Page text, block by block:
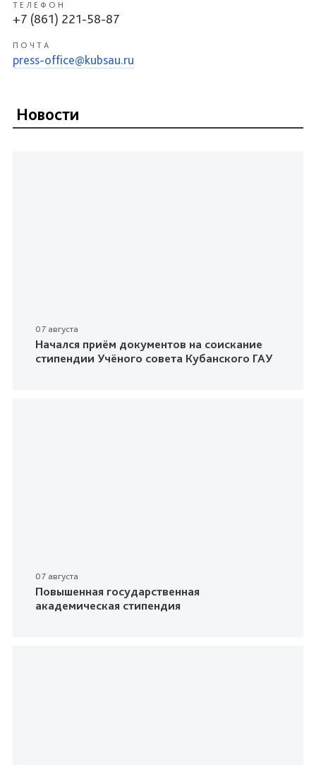
ТЕЛЕФОН
+7 (861) 221-58-87
ПОЧТА
press-office@kubsau.ru
Новости
07 августа
Начался приём документов на соискание
стипендии Учёного совета Кубанского ГАУ
07 августа
Повышенная государственная
академическая стипендия